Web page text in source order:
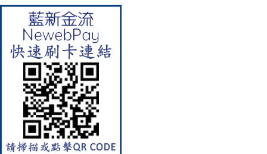
【林內Rinnai】 RB-L2600S(A)
彩焱系列 檯面式彩焱不銹鋼雙
口爐